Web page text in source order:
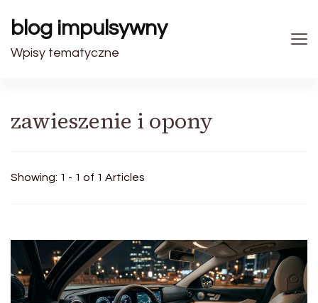
blog impulsywny
Wpisy tematyczne
zawieszenie i opony
Showing: 1 - 1 of 1 Articles